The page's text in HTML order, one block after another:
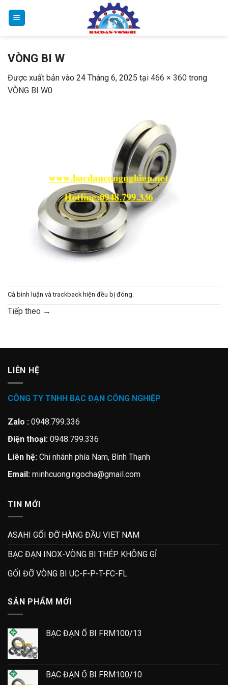
VÒNG BI W
Được xuất bản vào 24 Tháng 6, 2025 tại 466 × 360 trong
VÒNG BI W0
Cả bình luận và trackback hiện đều bị đóng.
Tiếp theo →
LIÊN HỆ
CÔNG TY TNHH BẠC ĐẠN CÔNG NGHIỆP
Zalo : 0948.799.336
Điện thoại: 0948.799.336
Liên hệ: Chi nhánh phía Nam, Bình Thạnh
Email: minhcuong.ngocha@gmail.com
TIN MỚI
ASAHI GỐI ĐỠ HÀNG ĐẦU VIET NAM
BẠC ĐẠN INOX-VÒNG BI THÉP KHÔNG GỈ
GỐI ĐỠ VÒNG BI UC-F-P-T-FC-FL
SẢN PHẨM MỚI
BẠC ĐẠN Ổ BI FRM100/13
BẠC ĐẠN Ổ BI FRM100/10